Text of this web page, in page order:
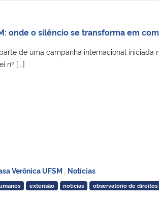
onde o silêncio se transforma em
de uma campanha internacional iniciada
nº [...]
Verônica UFSM
Notícias
extensão notícias observatório de direitos